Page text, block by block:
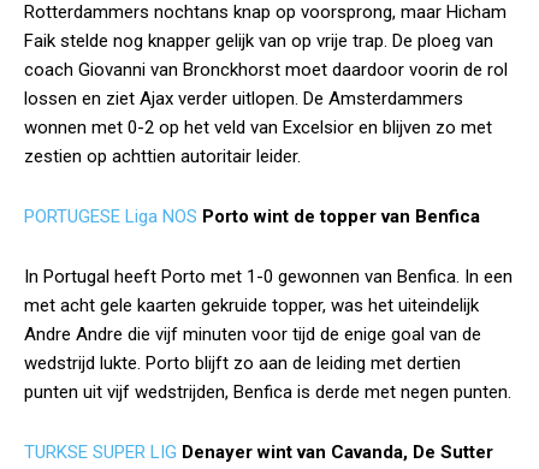
Rotterdammers nochtans knap op voorsprong, maar Hicham
Faik stelde nog knapper gelijk van op vrije trap. De ploeg van
coach Giovanni van Bronckhorst moet daardoor voorin de rol
lossen en ziet Ajax verder uitlopen. De Amsterdammers
wonnen met 0-2 op het veld van Excelsior en blijven zo met
zestien op achttien autoritair leider.
PORTUGESE Liga NOS Porto wint de topper van Benfica
In Portugal heeft Porto met 1-0 gewonnen van Benfica. In een
met acht gele kaarten gekruide topper, was het uiteindelijk
Andre Andre die vijf minuten voor tijd de enige goal van de
wedstrijd lukte. Porto blijft zo aan de leiding met dertien
punten uit vijf wedstrijden, Benfica is derde met negen punten.
TURKSE SUPER LIG Denayer wint van Cavanda, De Sutter